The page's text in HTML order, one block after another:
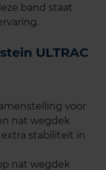
band staat
ULTRAC
voor
nat wegdek
stabiliteit in
nat wegdek